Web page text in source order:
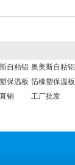
自粘铝
保温板
销
奥美斯自粘铝
箔橡塑保温板
工厂批发